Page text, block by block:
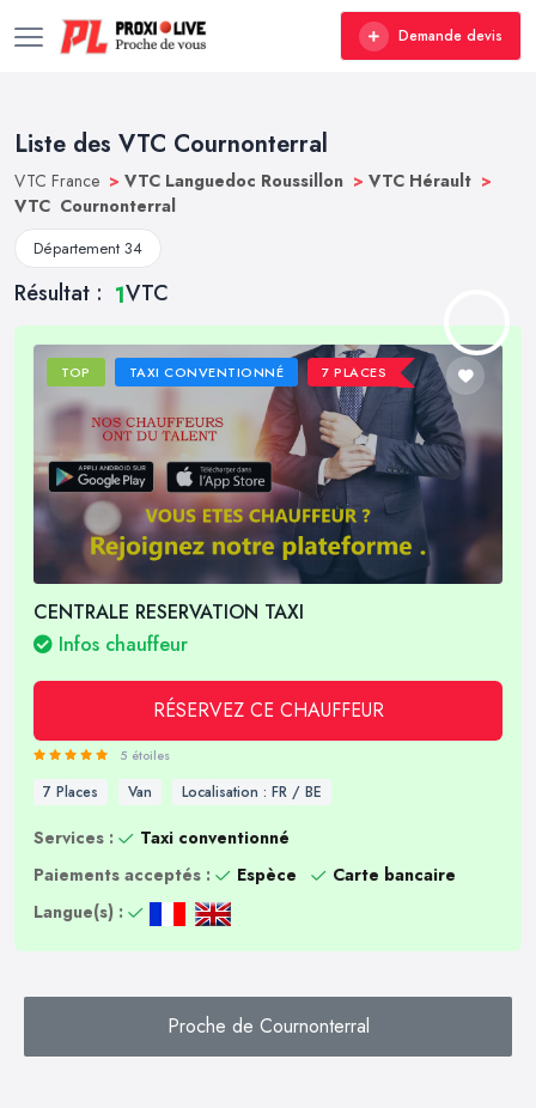
Demande devis
Liste des VTC Cournonterral
VTC France > VTC Languedoc Roussillon > VTC Hérault >
VTC Cournonterral
Département 34
Résultat : 1VTC
TOP TAXI CONVENTIONNÉ 7 PLACES
CENTRALE RESERVATION TAXI
Infos chauffeur
RÉSERVEZ CE CHAUFFEUR
5 étoiles
7 Places Van Localisation : FR / BE
Services :
Taxi conventionné
Paiements acceptés :
Espèce
Carte bancaire
Langue(s) :
Proche de Cournonterral